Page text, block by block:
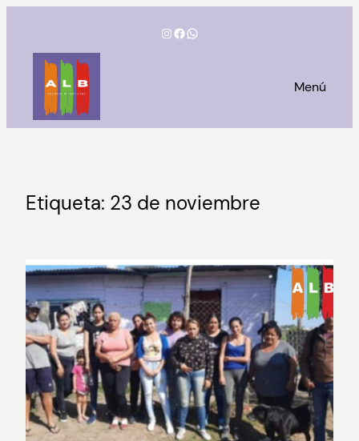
contenido
Instagram
Facebook
WhatsApp
Menú
Etiqueta: 23 de noviembre